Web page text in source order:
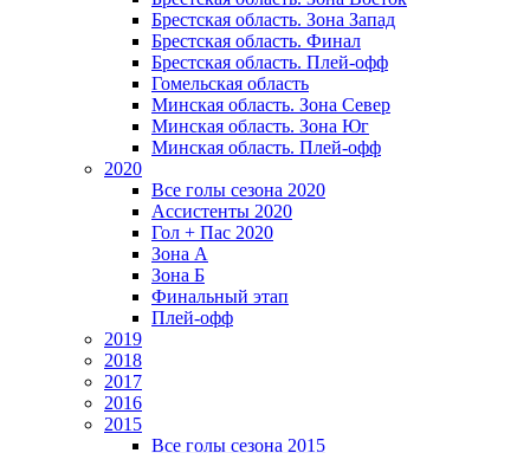
Брестская область. Зона Запад
Брестская область. Финал
Брестская область. Плей-офф
Гомельская область
Минская область. Зона Север
Минская область. Зона Юг
Минская область. Плей-офф
2020
Все голы сезона 2020
Ассистенты 2020
Гол + Пас 2020
Зона А
Зона Б
Финальный этап
Плей-офф
2019
2018
2017
2016
2015
Все голы сезона 2015